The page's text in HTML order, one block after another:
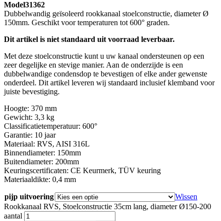
Model31362
Dubbelwandig geïsoleerd rookkanaal stoelconstructie, diameter Ø
150mm. Geschikt voor temperaturen tot 600° graden.
Dit artikel is niet standaard uit voorraad leverbaar.
Met deze stoelconstructie kunt u uw kanaal ondersteunen op een
zeer degelijke en stevige manier. Aan de onderzijde is een
dubbelwandige condensdop te bevestigen of elke ander gewenste
onderdeel. Dit artikel leveren wij standaard inclusief klemband voor
juiste bevestiging.
Hoogte: 370 mm
Gewicht: 3,3 kg
Classificatietemperatuur: 600°
Garantie: 10 jaar
Materiaal: RVS, AISI 316L
Binnendiameter: 150mm
Buitendiameter: 200mm
Keuringscertificaten: CE Keurmerk, TÜV keuring
Materiaaldikte: 0,4 mm
pijp uitvoering
Wissen
Rookkanaal RVS, Stoelconstructie 35cm lang, diameter Ø150-200
aantal